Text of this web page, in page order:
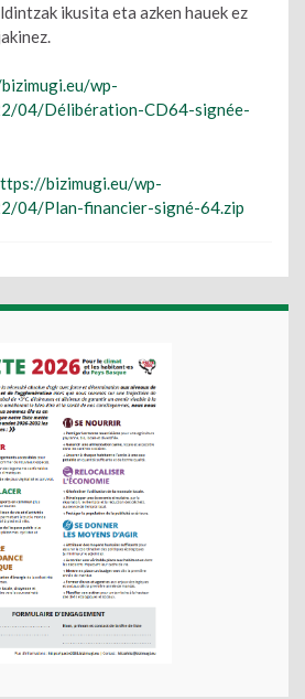
ikusita eta azken hauek ez
wp-
04/Délibération-CD64-signée-
bizimugi.eu/wp-
04/Plan-financier-signé-64.zip